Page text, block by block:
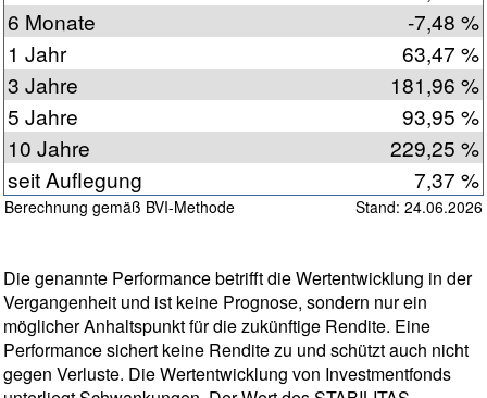
6 Monate
-7,48 %
1 Jahr
63,47 %
3 Jahre
181,96 %
5 Jahre
93,95 %
10 Jahre
229,25 %
seit Auflegung
7,37 %
Berechnung gemäß BVI-Methode Stand: 24.06.2026
Die genannte Performance betrifft die Wertentwicklung in der
Vergangenheit und ist keine Prognose, sondern nur ein
möglicher Anhaltspunkt für die zukünftige Rendite. Eine
Performance sichert keine Rendite zu und schützt auch nicht
gegen Verluste. Die Wertentwicklung von Investmentfonds